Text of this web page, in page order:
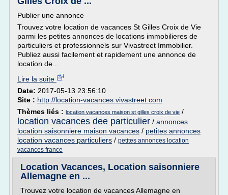
Publier une annonce
Trouvez votre location de vacances St Gilles Croix de Vie
parmi les petites annonces de locations immobilieres de
particuliers et professionnels sur Vivastreet Immobilier.
Publiez aussi facilement et rapidement une annonce de
location de...
Lire la suite
Date: 2017-05-13 23:56:10
Site : http://location-vacances.vivastreet.com
Thèmes liés : location vacances maison st gilles croix de vie /
location vacances dee particulier / annonces
location saisonniere maison vacances / petites annonces
location vacances particuliers / petites annonces location
vacances france
Location Vacances, Location saisonniere
Allemagne en ...
Trouvez votre location de vacances Allemagne en